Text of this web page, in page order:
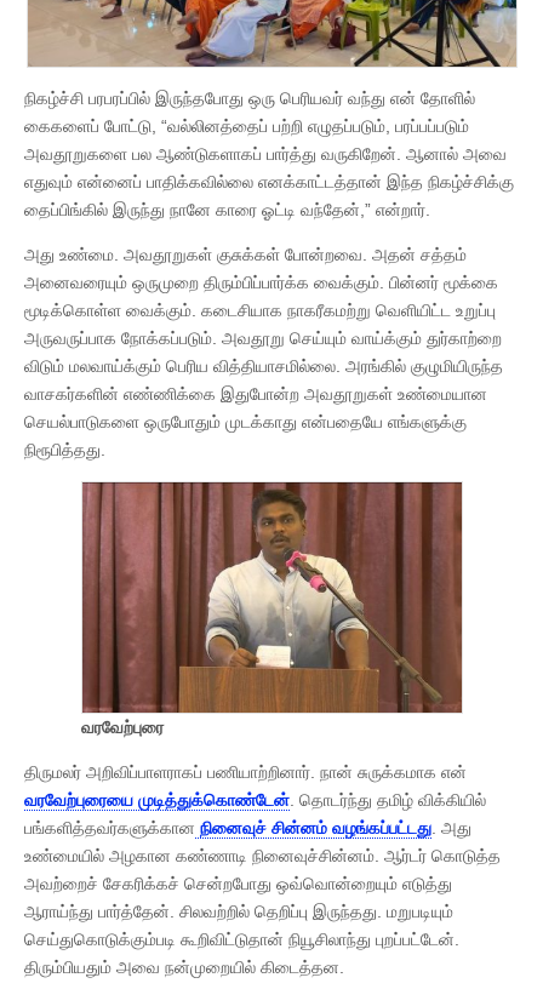
நிகழ்ச்சி பரபரப்பில் இருந்தபோது ஒரு பெரியவர் வந்து என் தோளில்
கைகளைப் போட்டு, “வல்லினத்தைப் பற்றி எழுதப்படும், பரப்பப்படும்
அவதூறுகளை பல ஆண்டுகளாகப் பார்த்து வருகிறேன். ஆனால் அவை
எதுவும் என்னைப் பாதிக்கவில்லை எனக்காட்டத்தான் இந்த நிகழ்ச்சிக்கு
தைப்பிங்கில் இருந்து நானே காரை ஓட்டி வந்தேன்,” என்றார்.
அது உண்மை. அவதூறுகள் குசுக்கள் போன்றவை. அதன் சத்தம்
அனைவரையும் ஒருமுறை திரும்பிப்பார்க்க வைக்கும். பின்னர் மூக்கை
மூடிக்கொள்ள வைக்கும். கடைசியாக நாகரீகமற்று வெளியிட்ட உறுப்பு
அருவருப்பாக நோக்கப்படும். அவதூறு செய்யும் வாய்க்கும் துர்காற்றை
விடும் மலவாய்க்கும் பெரிய வித்தியாசமில்லை. அரங்கில் குழுமியிருந்த
வாசகர்களின் எண்ணிக்கை இதுபோன்ற அவதூறுகள் உண்மையான
செயல்பாடுகளை ஒருபோதும் முடக்காது என்பதையே எங்களுக்கு
நிரூபித்தது.
வரவேற்புரை
திருமலர் அறிவிப்பாளராகப் பணியாற்றினார். நான் சுருக்கமாக என்
வரவேற்புரையை முடித்துக்கொண்டேன் . தொடர்ந்து தமிழ் விக்கியில்
பங்களித்தவர்களுக்கான நினைவுச் சின்னம் வழங்கப்பட்டது . அது
உண்மையில் அழகான கண்ணாடி நினைவுச்சின்னம். ஆர்டர் கொடுத்த
அவற்றைச் சேகரிக்கச் சென்றபோது ஒவ்வொன்றையும் எடுத்து
ஆராய்ந்து பார்த்தேன். சிலவற்றில் தெறிப்பு இருந்தது. மறுபடியும்
செய்துகொடுக்கும்படி கூறிவிட்டுதான் நியூசிலாந்து புறப்பட்டேன்.
திரும்பியதும் அவை நன்முறையில் கிடைத்தன.